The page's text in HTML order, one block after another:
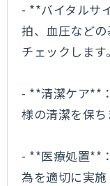
- **バイタルサ
拍、血圧など
チェックします。
- **清潔ケア**
様の清潔を保ち
- **医療処置**
為を適切に実施